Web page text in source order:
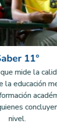
11°
mide la
la educación
nivel.